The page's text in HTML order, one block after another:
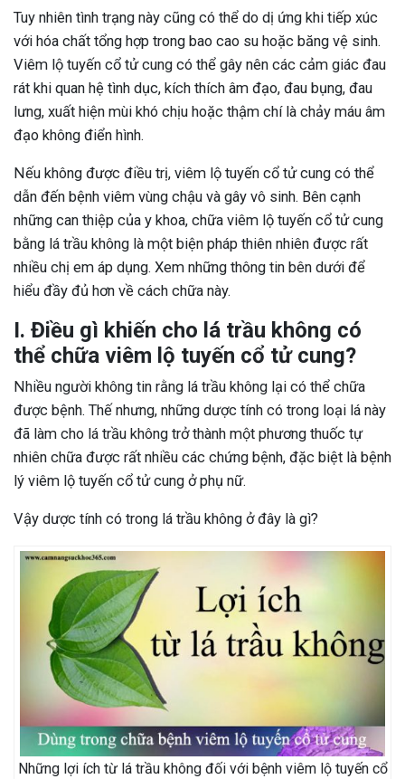
Tuy nhiên tình trạng này cũng có thể do dị ứng khi tiếp xúc
với hóa chất tổng hợp trong bao cao su hoặc băng vệ sinh.
Viêm lộ tuyến cổ tử cung có thể gây nên các cảm giác đau
rát khi quan hệ tình dục, kích thích âm đạo, đau bụng, đau
lưng, xuất hiện mùi khó chịu hoặc thậm chí là chảy máu âm
đạo không điển hình.
Nếu không được điều trị, viêm lộ tuyến cổ tử cung có thể
dẫn đến bệnh viêm vùng chậu và gây vô sinh. Bên cạnh
những can thiệp của y khoa, chữa viêm lộ tuyến cổ tử cung
bằng lá trầu không là một biện pháp thiên nhiên được rất
nhiều chị em áp dụng. Xem những thông tin bên dưới để
hiểu đầy đủ hơn về cách chữa này.
I. Điều gì khiến cho lá trầu không có
thể chữa viêm lộ tuyến cổ tử cung?
Nhiều người không tin rằng lá trầu không lại có thể chữa
được bệnh. Thế nhưng, những dược tính có trong loại lá này
đã làm cho lá trầu không trở thành một phương thuốc tự
nhiên chữa được rất nhiều các chứng bệnh, đặc biệt là bệnh
lý viêm lộ tuyến cổ tử cung ở phụ nữ.
Vậy dược tính có trong lá trầu không ở đây là gì?
Những lợi ích từ lá trầu không đối với bệnh viêm lộ tuyến cổ